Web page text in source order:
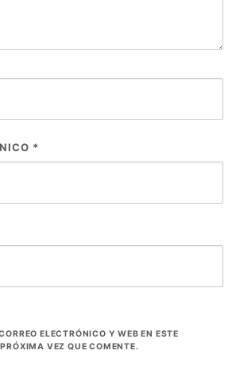
*
ELECTRÓNICO Y WEB EN ESTE
VEZ QUE COMENTE.